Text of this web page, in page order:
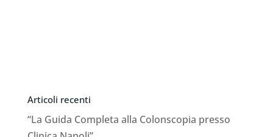
Articoli recenti
“La Guida Completa alla Colonscopia presso